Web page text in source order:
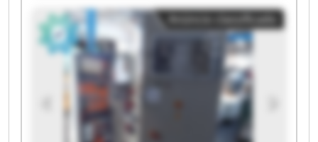
Maschinen-Service GmbH SK Maschinen-Service
GmbH SK Maschinen-Service GmbH SK
Maschinen-Service GmbH SK Maschinen-Service
GmbH SK Maschinen-Service GmbH SK
Maschinen-Service GmbH SK Maschinen-Service
GmbH SK Maschinen-Service GmbH SK
Maschinen-Service GmbH SK Maschinen-Service
GmbH SK Maschinen-Service GmbH SK
Maschinen-Service GmbH SK Maschinen-Service